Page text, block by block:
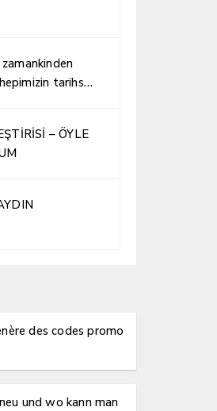
tarihsel
– ÖYLE
des codes promo
und wo kann man